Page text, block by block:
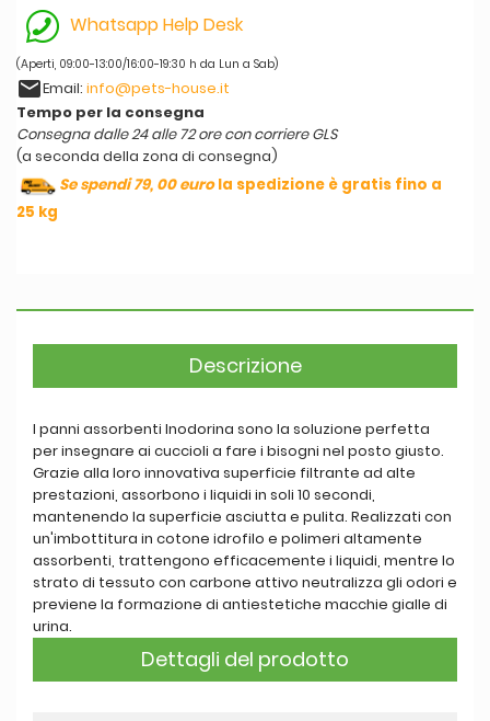
Whatsapp Help Desk
(Aperti, 09:00-13:00/16:00-19:30 h da Lun a Sab)
emailEmail: info@pets-house.it
Tempo per la consegna
Consegna dalle 24 alle 72 ore con corriere GLS
(a seconda della zona di consegna)
Se spendi 79, 00 eurola spedizione è gratis fino a
25 kg
Descrizione
I panni assorbenti Inodorina sono la soluzione perfetta
per insegnare ai cuccioli a fare i bisogni nel posto giusto.
Grazie alla loro innovativa superficie filtrante ad alte
prestazioni, assorbono i liquidi in soli 10 secondi,
mantenendo la superficie asciutta e pulita. Realizzati con
un'imbottitura in cotone idrofilo e polimeri altamente
assorbenti, trattengono efficacemente i liquidi, mentre lo
strato di tessuto con carbone attivo neutralizza gli odori e
previene la formazione di antiestetiche macchie gialle di
urina.
Dettagli del prodotto